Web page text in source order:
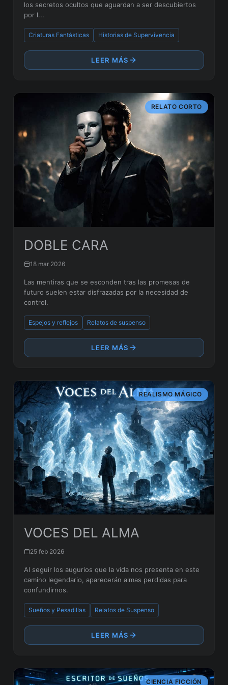
los secretos ocultos que aguardan a ser descubiertos
por l...
Criaturas Fantásticas Historias de Supervivencia
LEER MÁS
RELATO CORTO
DOBLE CARA
18 mar 2026
Las mentiras que se esconden tras las promesas de
futuro suelen estar disfrazadas por la necesidad de
control.
Espejos y reflejos Relatos de suspenso
LEER MÁS
REALISMO MÁGICO
VOCES DEL ALMA
25 feb 2026
Al seguir los augurios que la vida nos presenta en este
camino legendario, aparecerán almas perdidas para
confundirnos.
Sueños y Pesadillas Relatos de Suspenso
LEER MÁS
CIENCIA FICCIÓN